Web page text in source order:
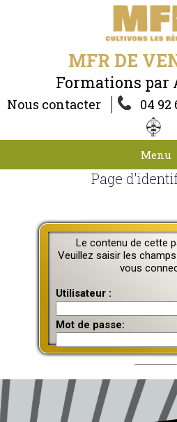
MFR DE
Formations par
Nous contacter 04 92
Menu
Page
Le contenu de cette
Veuillez saisir les
vous
Utilisateur :
Mot de passe: